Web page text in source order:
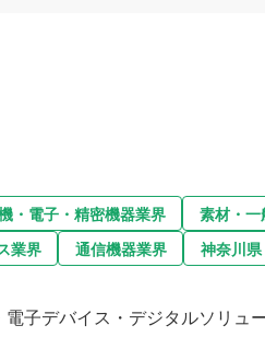
・電子・精密機器業界
素材・
業界
通信機器業界 神奈川県
子デバイス・デジタルソリュ